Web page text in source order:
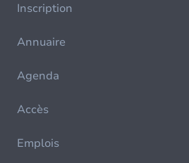
Inscription
Annuaire
Agenda
Accès
Emplois